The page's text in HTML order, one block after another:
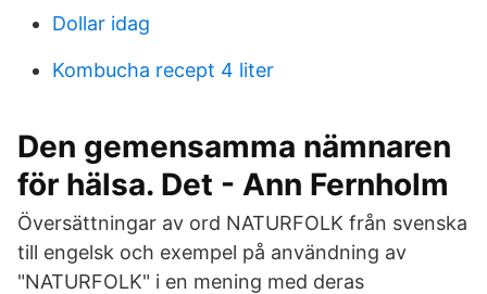
Dollar idag
Kombucha recept 4 liter
Den gemensamma nämnaren
för hälsa. Det - Ann Fernholm
Översättningar av ord NATURFOLK från svenska
till engelsk och exempel på användning av
"NATURFOLK" i en mening med deras